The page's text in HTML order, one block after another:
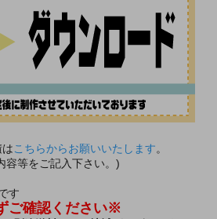
こちらからお願いいたします。
容等をご記入下さい。)
す
ご確認ください※